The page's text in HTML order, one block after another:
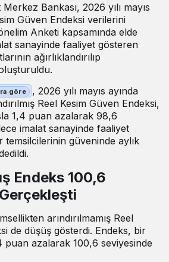
Bankası, 2026 yılı mayıs
Güven Endeksi verilerini
Anketi kapsamında elde
sanayinde faaliyet gösteren
ağırlıklandırılıp
, 2026 yılı mayıs ayında
Reel Kesim Güven Endeksi,
1,4 puan azalarak 98,6
imalat sanayinde faaliyet
güveninde aylık
Endeks 100,6
arındırılmamış Reel
de düşüş gösterdi. Endeks, bir
azalarak 100,6 seviyesinde